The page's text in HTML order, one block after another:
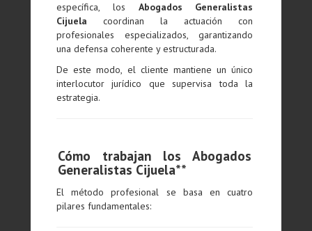
específica, los Abogados Generalistas
Cijuela coordinan la actuación con
profesionales especializados, garantizando
una defensa coherente y estructurada.
De este modo, el cliente mantiene un único
interlocutor jurídico que supervisa toda la
estrategia.
Cómo trabajan los Abogados
Generalistas Cijuela**
El método profesional se basa en cuatro
pilares fundamentales: